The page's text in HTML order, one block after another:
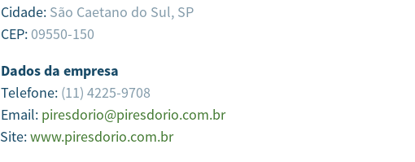
Cidade: São Caetano do Sul, SP
CEP: 09550-150
Dados da empresa
Telefone: (11) 4225-9708
Email: piresdorio@piresdorio.com.br
Site:www.piresdorio.com.br